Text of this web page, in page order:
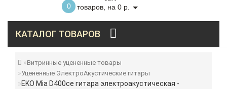
0 товаров, на 0 р.
КАТАЛОГ ТОВАРОВ
Витринные уцененные товары
Уцененные ЭлектроАкустические гитары
EKO Mia D400ce гитара электроакустическая -